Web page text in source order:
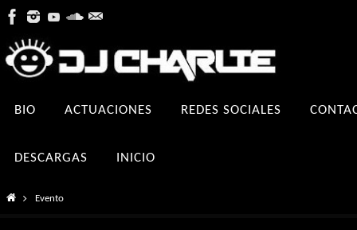
contenido
BIO ACTUACIONES REDES SOCIALES
DESCARGAS INICIO
InicioEvento